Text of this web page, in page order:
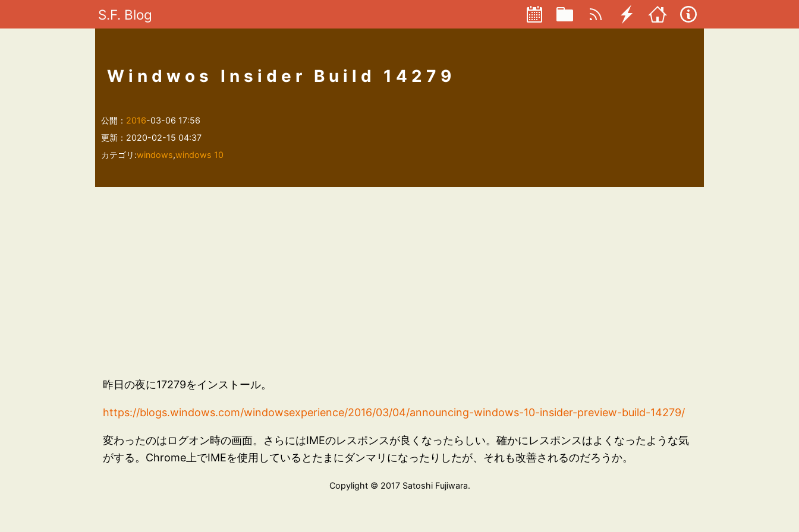
S.F. Blog
Windwos Insider Build 14279
公開： 2016-03-06 17:56
更新：2020-02-15 04:37
カテゴリ:windows,windows 10
昨日の夜に17279をインストール。
https://blogs.windows.com/windowsexperience/2016/03/04/announcing-windows-10-insider-preview-build-14279/
変わったのはログオン時の画面。さらにはIMEのレスポンスが良くなったらしい。確かにレスポンスはよくなったような気
がする。Chrome上でIMEを使用しているとたまにダンマリになったりしたが、それも改善されるのだろうか。
Copylight © 2017 Satoshi Fujiwara.